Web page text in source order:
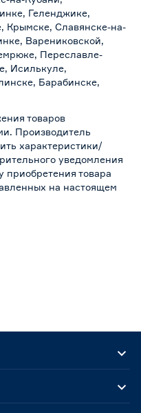
Геленджике,
Крымске, Славянске-на-
Варениковской,
Переславле-
Исилькуле,
Барабинске,
товаров
Производитель
характеристики/
уведомления
приобретения товара
на настоящем